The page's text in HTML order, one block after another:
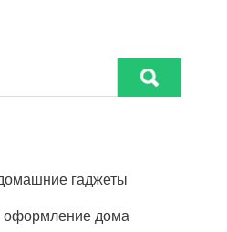
гаджеты
оформление дома